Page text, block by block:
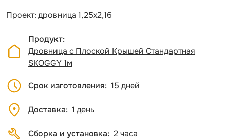
Проект: дровница 1,25х2,16
Продукт
Дровница с Плоской Крышей Стандартная
SKOGGY 1м
Срок изготовления 15 дней
Доставка 1 день
Сборка и установка 2 часа